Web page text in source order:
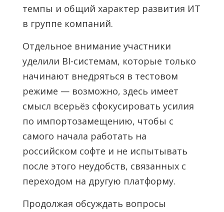
темпы и общий характер развития ИТ
в группе компаний.
Отдельное внимание участники
уделили BI-системам, которые только
начинают внедряться в тестовом
режиме — возможно, здесь имеет
смысл всерьёз сфокусировать усилия
по импортозамещению, чтобы с
самого начала работать на
российском софте и не испытывать
после этого неудобств, связанных с
переходом на другую платформу.
Продолжая обсуждать вопросы